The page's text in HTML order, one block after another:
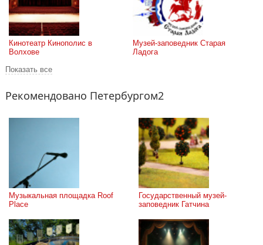
Кинотеатр Кинополис в
Волхове
Музей-заповедник Старая
Ладога
Показать все
Рекомендовано Петербургом2
Музыкальная площадка Roof
Place
Государственный музей-
заповедник Гатчина